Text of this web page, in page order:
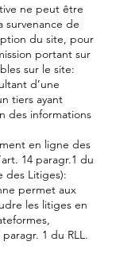
ne peut être
survenance de
du site, pour
portant sur
sur le site:
d’une
tiers ayant
des informations
en ligne des
14 paragr.1 du
des Litiges):
permet aux
les litiges en
1 du RLL.